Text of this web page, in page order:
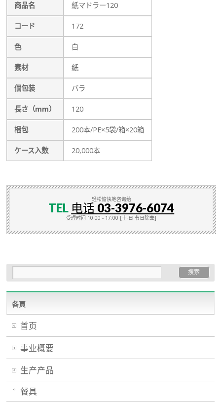
商品名
コード
色
素材
個包装
長さ（mm）
梱包
ケース入数
紙マドラー120
172
白
紙
バラ
120
200本/PE×5袋/箱×20箱
20,000本
轻松愉快地咨询给
TEL 电话 03-3976-6074
受理时间 10:00 - 17:00 [土·日·节日除去]
各頁
首页
事业概要
生产产品
餐具